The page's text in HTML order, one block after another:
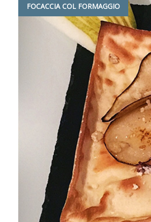
FOCACCIA COL FORMAGGIO